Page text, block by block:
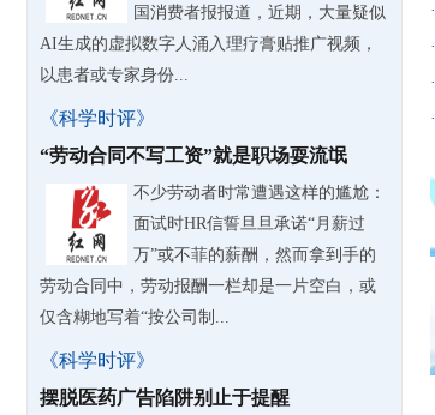
国消费者报报道，近期，大量疑似
AI生成的虚拟数字人涌入理疗膏贴推广视频，
以患者或专家身份...
《科学时评》
“劳动合同不写工资”就是职场耍流氓
不少劳动者时常遭遇这样的尴尬：
面试时HR信誓旦旦承诺“月薪过
万”或不菲的薪酬，然而拿到手的
劳动合同中，劳动报酬一栏却是一片空白，或
仅含糊地写着“按公司制...
《科学时评》
摆脱医药广告陷阱别止于提醒
·
·
·
·